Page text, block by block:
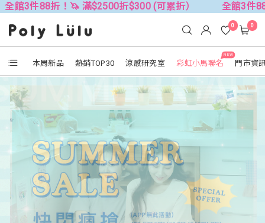
！🦄 滿$2500折$300 (可累折） 全館3件88折！🦄 滿
本周新品 熱銷TOP30 涼感研究室
NEW
彩虹小馬聯名 門市資
0 0